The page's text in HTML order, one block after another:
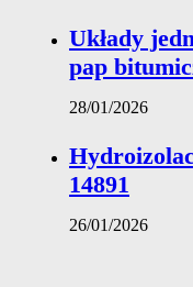
Układy
pap
28/01/2026
14891
26/01/2026